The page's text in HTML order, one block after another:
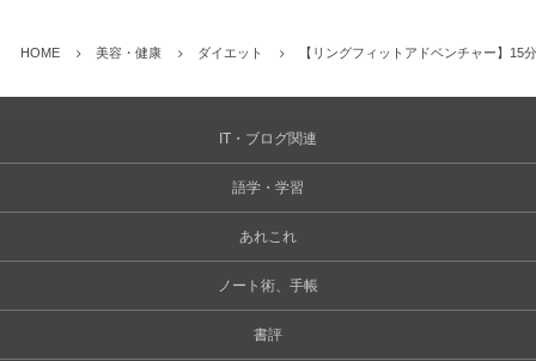
HOME 美容・健康 ダイエット 【リングフィットアドベンチャー】15
IT・ブログ関連
語学・学習
あれこれ
ノート術、手帳
書評